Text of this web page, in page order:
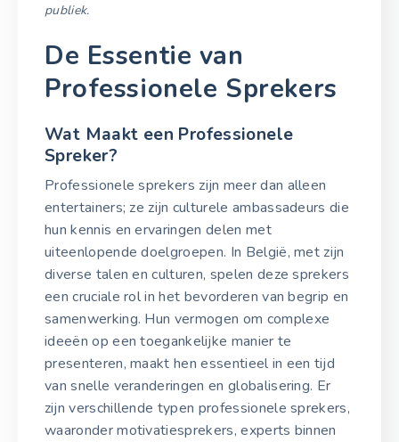
publiek.
De Essentie van
Professionele Sprekers
Wat Maakt een Professionele
Spreker?
Professionele sprekers zijn meer dan alleen
entertainers; ze zijn culturele ambassadeurs die
hun kennis en ervaringen delen met
uiteenlopende doelgroepen. In België, met zijn
diverse talen en culturen, spelen deze sprekers
een cruciale rol in het bevorderen van begrip en
samenwerking. Hun vermogen om complexe
ideeën op een toegankelijke manier te
presenteren, maakt hen essentieel in een tijd
van snelle veranderingen en globalisering. Er
zijn verschillende typen professionele sprekers,
waaronder motivatiesprekers, experts binnen